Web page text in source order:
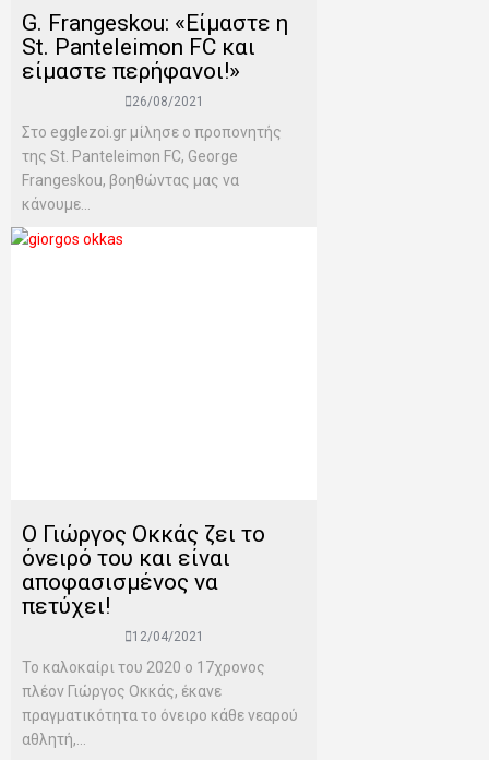
G. Frangeskou: «Είμαστε η
St. Panteleimon FC και
είμαστε περήφανοι!»
26/08/2021
Στο egglezoi.gr μίλησε ο προπονητής
της St. Panteleimon FC, George
Frangeskou, βοηθώντας μας να
κάνουμε...
Ο Γιώργος Οκκάς ζει το
όνειρό του και είναι
αποφασισμένος να
πετύχει!
12/04/2021
Το καλοκαίρι του 2020 ο 17χρονος
πλέον Γιώργος Οκκάς, έκανε
πραγματικότητα το όνειρο κάθε νεαρού
αθλητή,...